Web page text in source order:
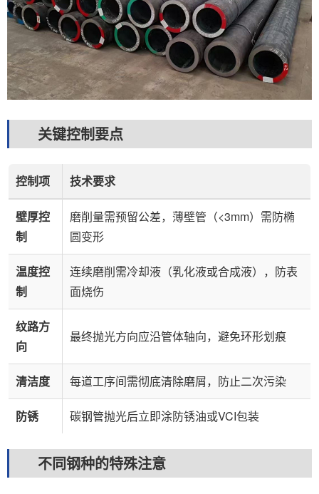
关键控制要点
控制项 技术要求
壁厚控
制
磨削量需预留公差，薄壁管（<3mm）需防椭
圆变形
温度控
制
连续磨削需冷却液（乳化液或合成液），防表
面烧伤
纹路方
向
最终抛光方向应沿管体轴向，避免环形划痕
清洁度 每道工序间需彻底清除磨屑，防止二次污染
防锈 碳钢管抛光后立即涂防锈油或VCI包装
不同钢种的特殊注意